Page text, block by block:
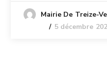
Mairie De Treize-
5 décembre